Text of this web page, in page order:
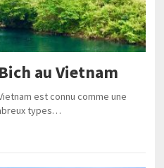
au Vietnam
est connu comme une
types…